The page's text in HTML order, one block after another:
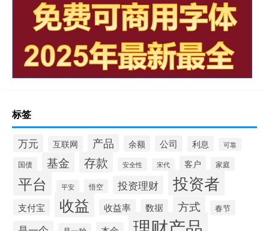
标签
万元 互联网 产品 余额 公司 利息 可靠
国债 基金 存款 安全性 宋代 客户 家庭
平台 平安 悟空 投资理财 投资者
支付宝 收益 收益率 数据 方式 春节
理财产品